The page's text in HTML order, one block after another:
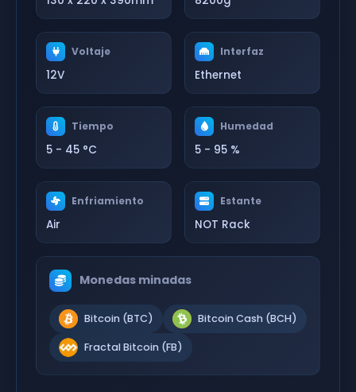
Voltaje
12V
Interfaz
Ethernet
Tiempo
5 - 45 °C
Humedad
5 - 95 %
Enfriamiento
Air
Estante
NOT Rack
Monedas minadas
Bitcoin (BTC) Bitcoin Cash (BCH)
Fractal Bitcoin (FB)